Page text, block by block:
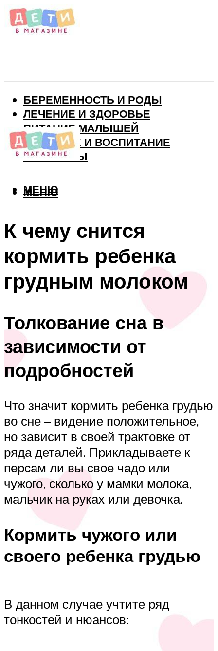
БЕРЕМЕННОСТЬ И РОДЫ
ЛЕЧЕНИЕ И ЗДОРОВЬЕ
ПИТАНИЕ МАЛЫШЕЙ
РАЗВИТИЕ И ВОСПИТАНИЕ
ВИТАМИНЫ
МЕНЮ
МЕНЮ
К чему снится
кормить ребенка
грудным молоком
Толкование сна в
зависимости от
подробностей
Что значит кормить ребенка грудью
во сне – видение положительное,
но зависит в своей трактовке от
ряда деталей. Прикладываете к
персам ли вы свое чадо или
чужого, сколько у мамки молока,
мальчик на руках или девочка.
Кормить чужого или
своего ребенка грудью
В данном случае учтите ряд
тонкостей и нюансов: